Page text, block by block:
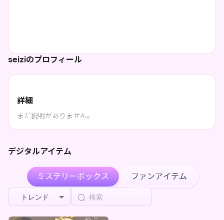
seiziのプロフィール
詳細
まだ説明がありません。
デジタルアイテム
ミステリーボックス ファンアイテム
トレンド